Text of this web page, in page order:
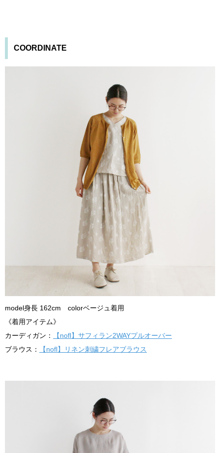
COORDINATE
model身長 162cm colorベージュ着用
《着用アイテム》
カーディガン：
【nofl】サフィラン2WAYプルオーバー
ブラウス：
【nofl】リネン刺繍フレアブラウス